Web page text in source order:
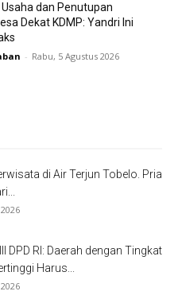
dan Penutupan
Dekat KDMP: Yandri Ini
- Rabu, 5 Agustus 2026
di Air Terjun Tobelo. Pria
DPD RI: Daerah dengan Tingkat
Harus...